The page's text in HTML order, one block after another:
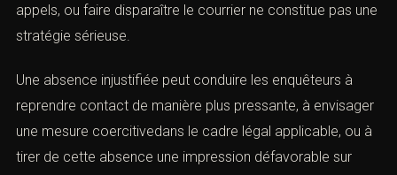
»En principe, oui. S’abstenir sans explication, ignorer les
une stratégie sérieuse.
Une absence injustifiée peut conduire les enquêteurs à
reprendre contact de manière plus pressante, à
de l'infraction ou tribunal compétent *